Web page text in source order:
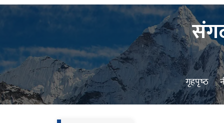
गृहपृष्‍ठ